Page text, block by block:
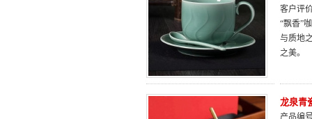
客户评
“飘香”
与质地
之美。
龙泉青
产品编